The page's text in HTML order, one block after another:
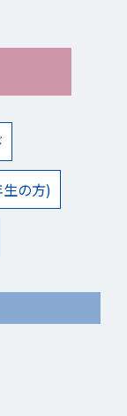
の方)